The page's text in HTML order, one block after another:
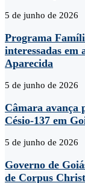
5 de junho de 2026
Programa
interessadas em
Aparecida
5 de junho de 2026
Câmara avança
Césio-137 em
5 de junho de 2026
Governo de
de Corpus